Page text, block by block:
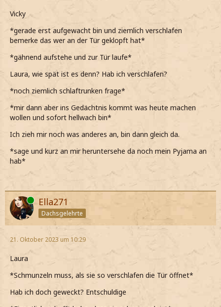
Vicky
*gerade erst aufgewacht bin und ziemlich verschlafen
bemerke das wer an der Tür geklopft hat*
*gähnend aufstehe und zur Tür laufe*
Laura, wie spät ist es denn? Hab ich verschlafen?
*noch ziemlich schlaftrunken frage*
*mir dann aber ins Gedächtnis kommt was heute machen
wollen und sofort hellwach bin*
Ich zieh mir noch was anderes an, bin dann gleich da.
*sage und kurz an mir heruntersehe da noch mein Pyjama an
hab*
Online Ella271
Dachsgelehrte
21. Oktober 2023 um 10:29
Laura
*Schmunzeln muss, als sie so verschlafen die Tür öffnet*
Hab ich doch geweckt? Entschuldige